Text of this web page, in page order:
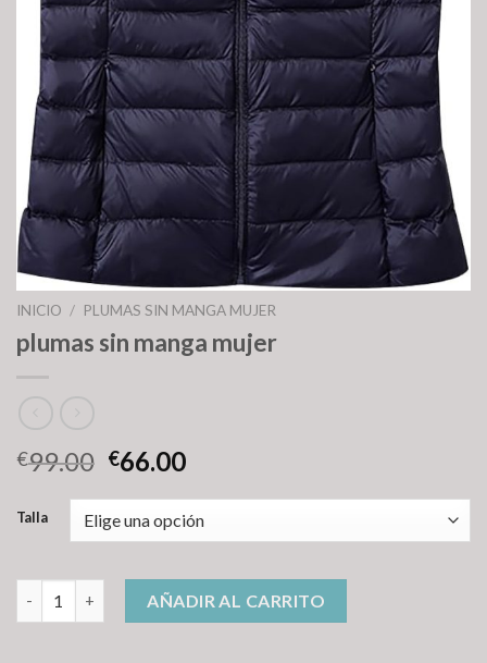
INICIO / PLUMAS SIN MANGA MUJER
plumas sin manga mujer
€99.00 €66.00
Talla
plumas sin manga mujer cantidad
AÑADIR AL CARRITO